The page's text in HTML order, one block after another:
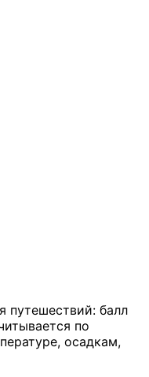
путешествий: балл
по
осадкам,